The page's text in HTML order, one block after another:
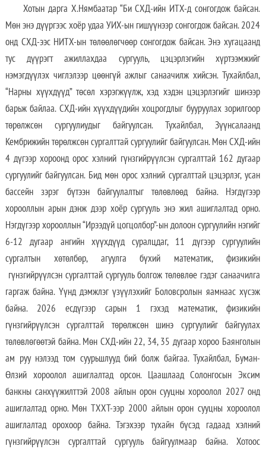
Хотын дарга Х.Нямбаатар “Би СХД-ийн ИТХ-д сонгогдож байсан.
Мөн энэ дүүргээс хоёр удаа УИХ-ын гишүүнээр сонгогдож байсан. 2024
онд СХД-ээс НИТХ-ын төлөөлөгчөөр сонгогдож байсан. Энэ хугацаанд
тус дүүрэгт ажиллахдаа сургууль, цэцэрлэгийн хүртээмжийг
нэмэгдүүлэх чиглэлээр цөөнгүй ажлыг санаачилж хийсэн. Тухайлбал,
“Нарны хүүхдүүд” төсөл хэрэгжүүлж, хэд хэдэн цэцэрлэгийг шинээр
барьж байлаа. СХД-ийн хүүхдүүдийн хоцрогдлыг бууруулах зорилгоор
төрөлжсөн сургуулиудыг байгуулсан. Тухайлбал, Зүүнсалаанд
Кембрижийн төрөлжсөн сургалттай сургуулийг байгуулсан. Мөн СХД-ийн
4 дүгээр хороонд орос хэлний гүнзгийрүүлсэн сургалттай 162 дугаар
сургуулийг байгуулсан. Бид мөн орос хэлний сургалттай цэцэрлэг, усан
бассейн зэрэг бүтээн байгуулалтыг төлөвлөөд байна. Нэгдүгээр
хорооллын арын дэнж дээр хоёр сургууль энэ жил ашиглалтад орно.
Нэгдүгээр хорооллын “Ирээдүй цогцолбор”-ын долоон сургуулийн нэгийг
6-12 дугаар ангийн хүүхдүүд суралцдаг, 11 дүгээр сургуулийн
сургалтын хөтөлбөр, агуулга бүхий математик, физикийн
гүнзгийрүүлсэн сургалттай сургууль болгож төлөвлөе гэдэг санаачилга
гаргаж байна. Үүнд дэмжлэг үзүүлэхийг Боловсролын яамнаас хүсэж
байна. 2026 есдүгээр сарын 1 гэхэд математик, физикийн
гүнзгийрүүлсэн сургалттай төрөлжсөн шинэ сургуулийг байгуулах
төлөвлөгөөтэй байна. Мөн СХД-ийн 22, 34, 35 дугаар хороо Баянголын
ам руу нэлээд том суурьшлууд бий болж байгаа. Тухайлбал, Буман-
Өлзий хороолол ашиглалтад орсон. Цаашлаад Солонгосын Эксим
банкны санхүүжилттэй 2008 айлын орон сууцны хороолол 2027 онд
ашиглалтад орно. Мөн ТХХТ-ээр 2000 айлын орон сууцны хороолол
ашиглалтад орохоор байна. Тэгэхээр тухайн бүсэд гадаад хэлний
гүнзгийрүүлсэн сургалттай сургууль байгуулмаар байна. Хотоос